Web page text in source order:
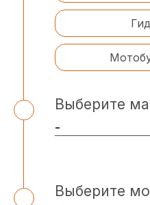
Выберите
Выберите